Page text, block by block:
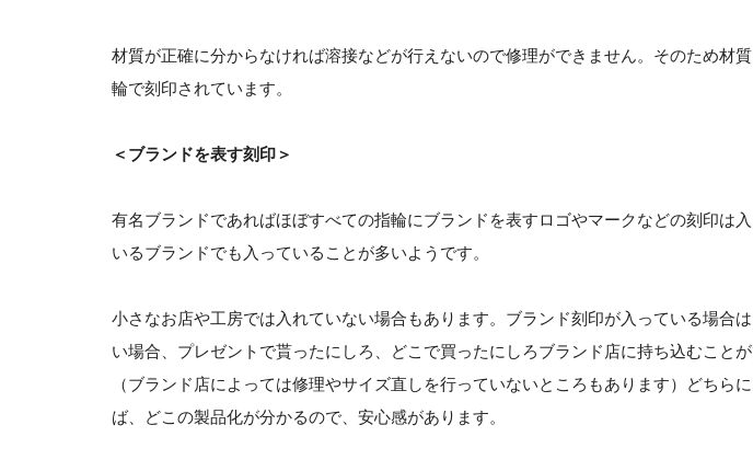
材質が正確に分からなければ溶接などが行えないので修理ができません。そのため材
輪で刻印されています。
＜ブランドを表す刻印＞
有名ブランドであればほぼすべての指輪にブランドを表すロゴやマークなどの刻印は
いるブランドでも入っていることが多いようです。
小さなお店や工房では入れていない場合もあります。ブランド刻印が入っている場合
い場合、プレゼントで貰ったにしろ、どこで買ったにしろブランド店に持ち込むことが
（ブランド店によっては修理やサイズ直しを行っていないところもあります）どちら
ば、どこの製品化が分かるので、安心感があります。